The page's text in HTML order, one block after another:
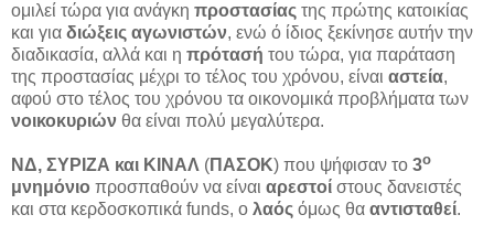
ομιλεί τώρα για ανάγκη προστασίας της πρώτης κατοικίας
και για διώξεις αγωνιστών, ενώ ό ίδιος ξεκίνησε αυτήν την
διαδικασία, αλλά και η πρότασή του τώρα, για παράταση
της προστασίας μέχρι το τέλος του χρόνου, είναι αστεία,
αφού στο τέλος του χρόνου τα οικονομικά προβλήματα των
νοικοκυριών θα είναι πολύ μεγαλύτερα.
ΝΔ, ΣΥΡΙΖΑ και ΚΙΝΑΛ (ΠΑΣΟΚ) που ψήφισαν το 3ο
μνημόνιο προσπαθούν να είναι αρεστοί στους δανειστές
και στα κερδοσκοπικά funds, ο λαός όμως θα αντισταθεί.